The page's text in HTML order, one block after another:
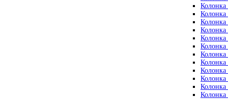
Колонка
Колонка
Колонка
Колонка
Колонка
Колонка
Колонка
Колонка
Колонка
Колонка
Колонка
Колонка